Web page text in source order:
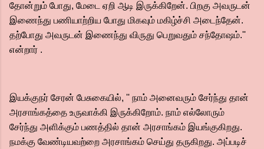
தோன்றும் போது, மேடை ஏறி ஆடி இருக்கிறேன். பிறகு அவருடன்
இணைந்து பணியாற்றிய போது மிகவும் மகிழ்ச்சி அடைந்தேன்.
தற்போது அவருடன் இணைந்து விருது பெறுவதும் சந்தோஷம்.''
என்றார் .
இயக்குநர் சேரன் பேசுகையில், '' நாம் அனைவரும் சேர்ந்து தான்
அரசாங்கத்தை உருவாக்கி இருக்கிறோம். நாம் எல்லோரும்
சேர்ந்து அளிக்கும் பணத்தில் தான் அரசாங்கம் இயங்குகிறது.
நமக்கு வேண்டியவற்றை அரசாங்கம் செய்து தருகிறது. அப்படிச்